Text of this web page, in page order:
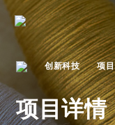
创新科技 项目
项目详情